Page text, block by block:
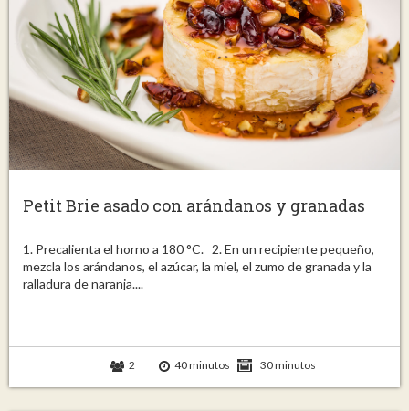
Petit Brie asado con arándanos y granadas
1. Precalienta el horno a 180 °C. 2. En un recipiente pequeño,
mezcla los arándanos, el azúcar, la miel, el zumo de granada y la
ralladura de naranja....
2 40 minutos 30 minutos